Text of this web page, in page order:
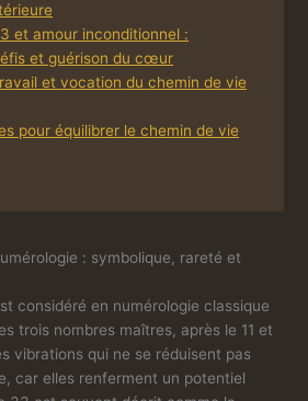
et amour inconditionnel :
et guérison du cœur
et vocation du chemin de vie
pour équilibrer le chemin de vie
: symbolique, rareté et
considéré en numérologie classique
trois nombres maîtres, après le 11 et
vibrations qui ne se réduisent pas
car elles renferment un potentiel